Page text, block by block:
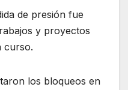
de presión fue
y proyectos
curso.
los bloqueos en